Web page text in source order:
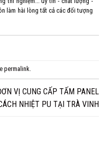
làm hài lòng tất cả các đối tượng
permalink.
VỊ CUNG CẤP TẤM PANEL
NHIỆT PU TẠI TRÀ VINH